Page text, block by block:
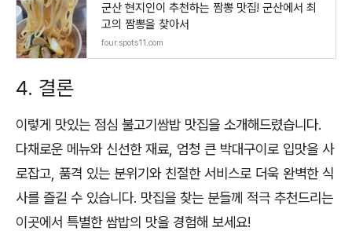
군산 현지인이 추천하는 짬뽕 맛집! 군산에서 최
고의 짬뽕을 찾아서
four.spots11.com
4. 결론
이렇게 맛있는 점심 불고기쌈밥 맛집을 소개해드렸습니다.
다채로운 메뉴와 신선한 재료, 엄청 큰 박대구이로 입맛을 사
로잡고, 품격 있는 분위기와 친절한 서비스로 더욱 완벽한 식
사를 즐길 수 있습니다. 맛집을 찾는 분들께 적극 추천드리는
이곳에서 특별한 쌈밥의 맛을 경험해 보세요!